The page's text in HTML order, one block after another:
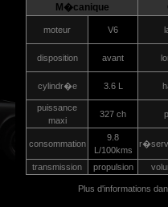
M�canique
moteur V6
disposition avant
cylindr�e 3.6 L
puissance
maxi
327 ch
consommation
9.8
L/100kms
transmission propulsion
Plus d'informations